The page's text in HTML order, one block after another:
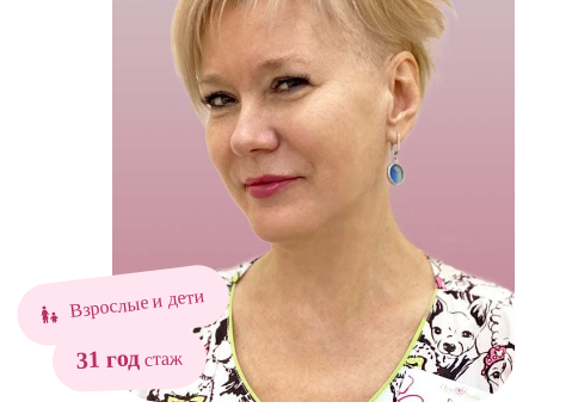
Взрослые и дети
31 годстаж